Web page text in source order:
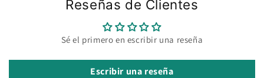
Reseñas de Clientes
Sé el primero en escribir una reseña
Escribir una reseña